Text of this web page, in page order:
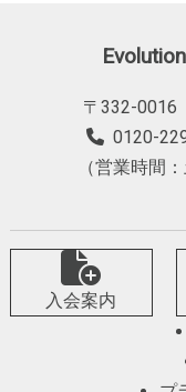
〒332-
0120-
（営業時間
入会案内